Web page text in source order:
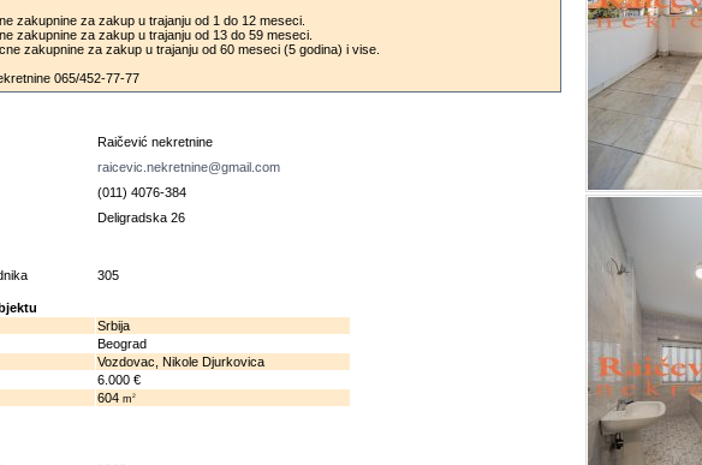
zakupnine za zakup u trajanju od 1 do 12 meseci.
zakupnine za zakup u trajanju od 13 do 59 meseci.
zakupnine za zakup u trajanju od 60 meseci (5 godina) i vise.
065/452-77-77
Raičević nekretnine
raicevic.nekretnine@gmail.com
(011) 4076-384
Deligradska 26
305
Srbija
Beograd
Vozdovac, Nikole Djurkovica
6.000 €
604 m2